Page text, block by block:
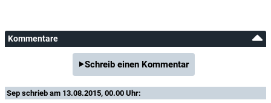
Kommentare
Schreib einen Kommentar
Sep schrieb am 13.08.2015, 00.00 Uhr: